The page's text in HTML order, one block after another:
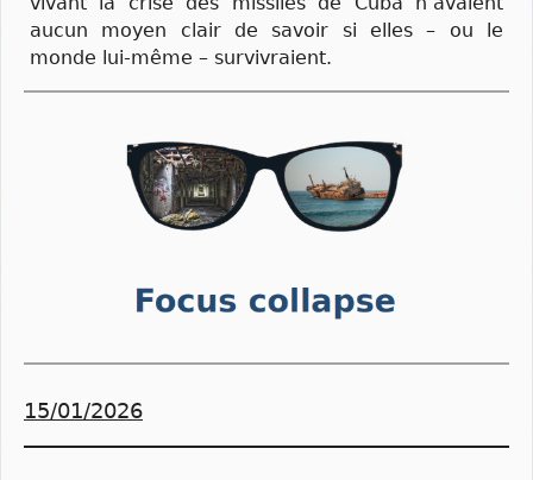
aucun moyen clair de savoir si elles – ou le
monde lui-même – survivraient.
15/01/2026